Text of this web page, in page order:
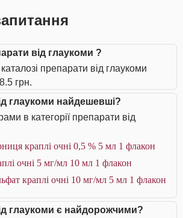
від глаукоми ?
препарати від глаукоми
грн.
глаукоми найдешевші?
в категорії препарати від
краплі очні 0,5 % 5 мл 1 флакон
очні 5 мг/мл 10 мл 1 флакон
краплі очні 10 мг/мл 5 мл 1 флакон
глаукоми є найдорожчими?